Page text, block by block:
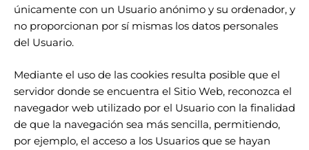
únicamente con un Usuario anónimo y su ordenador, y
no proporcionan por sí mismas los datos personales
del Usuario.
Mediante el uso de las cookies resulta posible que el
servidor donde se encuentra el Sitio Web, reconozca el
navegador web utilizado por el Usuario con la finalidad
de que la navegación sea más sencilla, permitiendo,
por ejemplo, el acceso a los Usuarios que se hayan